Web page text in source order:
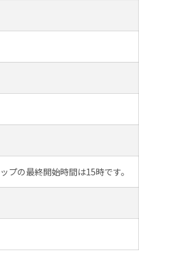
の最終開始時間は15時です。